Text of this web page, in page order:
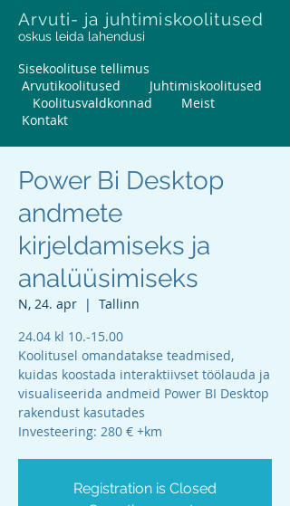
Arvuti- ja juhtimiskoolitused
oskus leida lahendusi
Sisekoolituse tellimus
Arvutikoolitused
Juhtimiskoolitused
Koolitusvaldkonnad
Meist
Kontakt
Power Bi Desktop
andmete
kirjeldamiseks ja
analüüsimiseks
N, 24. apr
  |
Tallinn
24.04 kl 10.-15.00
Koolitusel omandatakse teadmised,
kuidas koostada interaktiivset töölauda ja
visualiseerida andmeid Power BI Desktop
rakendust kasutades
Investeering: 280 € +km
Registration is Closed